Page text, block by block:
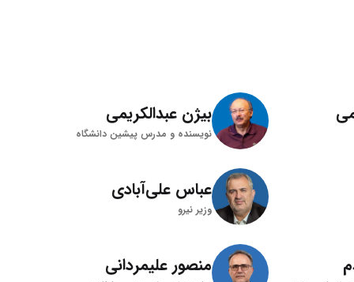
بیژن عبدالکریمی
نویسنده و مدرس پیشین دانشگاه
عباس علی‌آبادی
وزیر نیرو
منصور علیمردانی